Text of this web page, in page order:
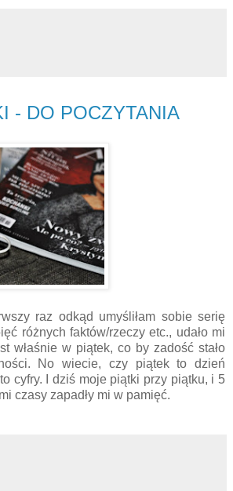
- DO POCZYTANIA
raz odkąd umyśliłam sobie serię
różnych faktów/rzeczy etc., udało mi
właśnie w piątek, co by zadość stało
No wiecie, czy piątek to dzień
cyfry. I dziś moje piątki przy piątku, i 5
czasy zapadły mi w pamięć.